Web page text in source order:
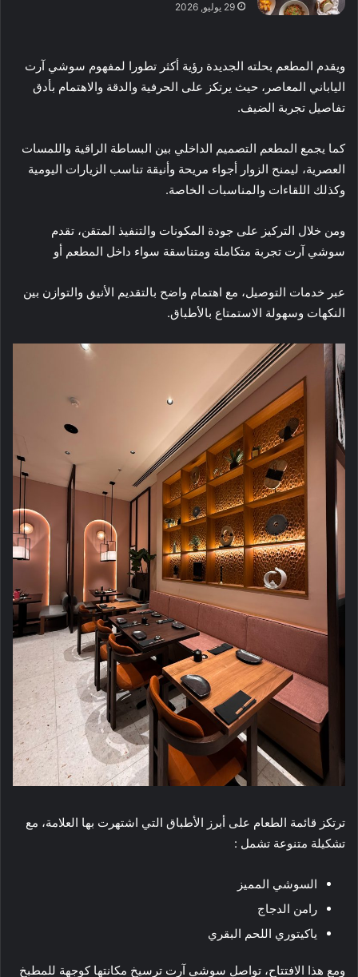
29 يوليو, 2026
ويقدم المطعم بحلته الجديدة رؤية أكثر تطورا لمفهوم سوشي آرت
الياباني المعاصر، حيث يرتكز على الحرفية والدقة والاهتمام بأدق
تفاصيل تجربة الضيف.
كما يجمع المطعم التصميم الداخلي بين البساطة الراقية واللمسات
العصرية، ليمنح الزوار أجواء مريحة وأنيقة تناسب الزيارات اليومية
وكذلك اللقاءات والمناسبات الخاصة.
ومن خلال التركيز على جودة المكونات والتنفيذ المتقن، تقدم
سوشي آرت تجربة متكاملة ومتناسقة سواء داخل المطعم أو
عبر خدمات التوصيل، مع اهتمام واضح بالتقديم الأنيق والتوازن بين
النكهات وسهولة الاستمتاع بالأطباق.
ترتكز قائمة الطعام على أبرز الأطباق التي اشتهرت بها العلامة، مع
تشكيلة متنوعة تشمل :
السوشي المميز
رامن الدجاج
ياكيتوري اللحم البقري
ومع هذا الافتتاح، تواصل سوشي آرت ترسيخ مكانتها كوجهة للمطبخ